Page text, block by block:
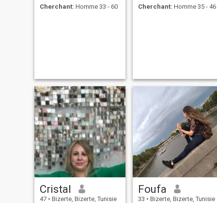
Cherchant: Homme 33 - 60
Cherchant: Homme 35 - 46
Cristal
47 • Bizerte, Bizerte, Tunisie
Foufa
33 • Bizerte, Bizerte, Tunisie